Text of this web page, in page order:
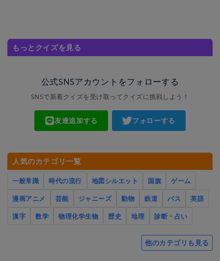
もっとクイズを見る
公式SNSアカウントをフォローする
SNSで新着クイズを受け取ってクイズに挑戦しよう！
友達追加する フォローする
人気のカテゴリ一覧
一般常識 時代の流行 地図シルエット 国旗
ゲーム
漫画アニメ
芸能 ジャニーズ 動物 鉄道 バス
英語
漢字
数学 物理化学生物 歴史 地理 診断・占い
他のカテゴリも見る